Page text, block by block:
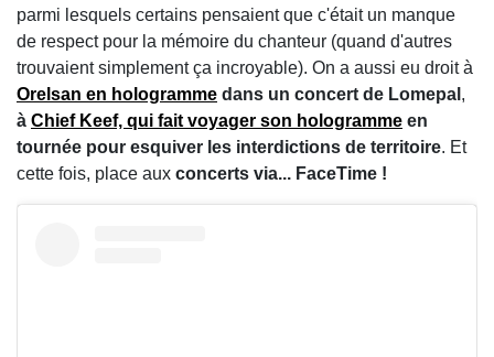
parmi lesquels certains pensaient que c'était un manque
de respect pour la mémoire du chanteur (quand d'autres
trouvaient simplement ça incroyable). On a aussi eu droit à
Orelsan en hologramme dans un concert de Lomepal ,
à Chief Keef, qui fait voyager son hologramme en
tournée pour esquiver les interdictions de territoire. Et
cette fois, place aux concerts via... FaceTime !